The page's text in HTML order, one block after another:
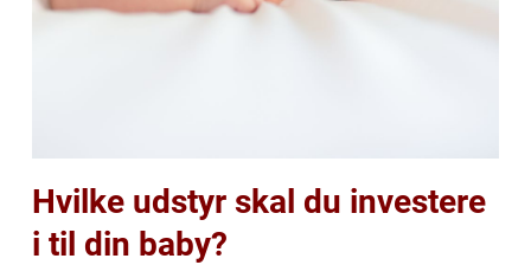
Hvilke udstyr skal du investere
i til din baby?